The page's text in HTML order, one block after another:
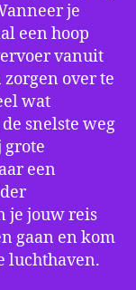
je
een hoop
vanuit
over te
wat
snelste weg
grote
een
je jouw reis
gaan en kom
luchthaven.